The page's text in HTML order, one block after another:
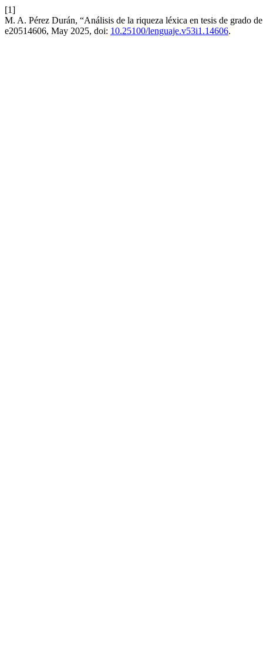
[1]
M. A. Pérez Durán, “Análisis de la riqueza léxica en tesis de grado
e20514606, May 2025, doi: 10.25100/lenguaje.v53i1.14606.